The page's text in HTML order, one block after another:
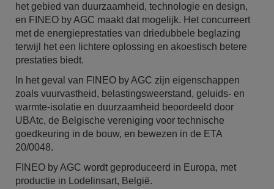
het gebied van duurzaamheid, technologie en design,
en FINEO by AGC maakt dat mogelijk. Het concurreert
met de energieprestaties van driedubbele beglazing
terwijl het een lichtere oplossing en akoestisch betere
prestaties biedt.
In het geval van FINEO by AGC zijn eigenschappen
zoals vuurvastheid, belastingsweerstand, geluids- en
warmte-isolatie en duurzaamheid beoordeeld door
UBAtc, de Belgische vereniging voor technische
goedkeuring in de bouw, en bewezen in de ETA
20/0048.
FINEO by AGC wordt geproduceerd in Europa, met
productie in Lodelinsart, België.